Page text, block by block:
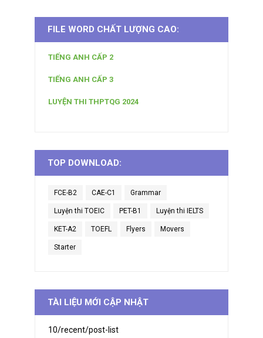
FILE WORD CHẤT LƯỢNG CAO:
TIẾNG ANH CẤP 2
TIẾNG ANH CẤP 3
LUYỆN THI THPTQG 2024
TOP DOWNLOAD:
FCE-B2 CAE-C1 Grammar
Luyện thi TOEIC PET-B1 Luyện thi IELTS
KET-A2 TOEFL Flyers Movers
Starter
TÀI LIỆU MỚI CẬP NHẬT
10/recent/post-list